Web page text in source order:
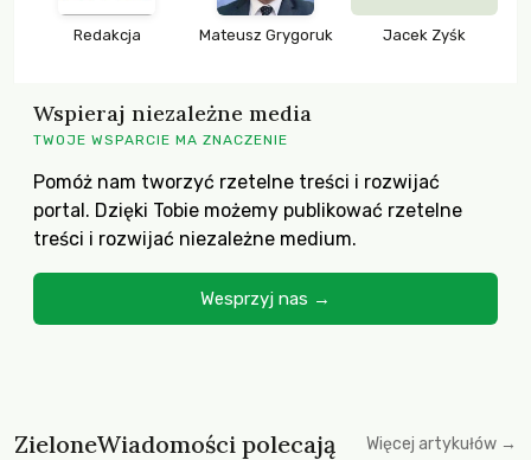
Redakcja Mateusz Grygoruk Jacek Zyśk
Wspieraj niezależne media
TWOJE WSPARCIE MA ZNACZENIE
Pomóż nam tworzyć rzetelne treści i rozwijać
portal. Dzięki Tobie możemy publikować rzetelne
treści i rozwijać niezależne medium.
Wesprzyj nas →
ZieloneWiadomości polecają Więcej artykułów →